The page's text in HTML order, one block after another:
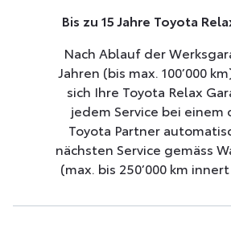
Bis zu 15 Jahre Toyota
Nach Ablauf der
Jahren (bis max. 100’000
sich Ihre Toyota Relax
jedem Service bei einem
Toyota Partner
nächsten Service gemäss
(max. bis 250’000 km